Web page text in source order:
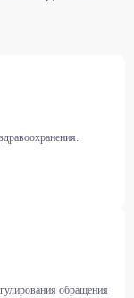
обращения